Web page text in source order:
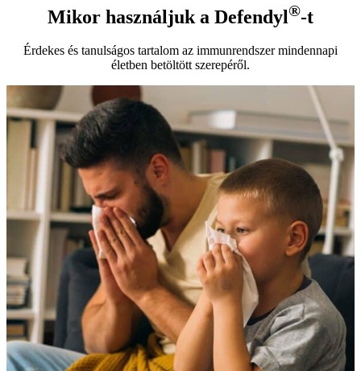
Mikor használjuk a Defendyl®-t
Érdekes és tanulságos tartalom az immunrendszer mindennapi
életben betöltött szerepéről.